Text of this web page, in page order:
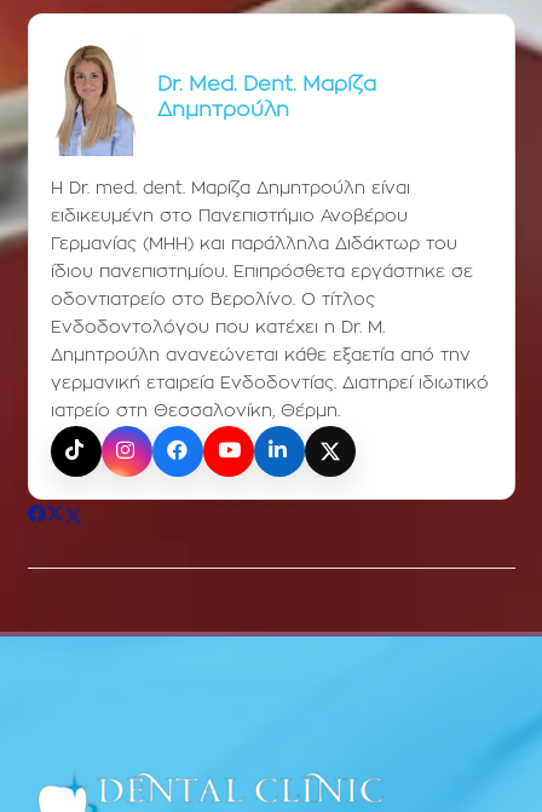
Dr. Med. Dent. Μαρίζα
Δημητρούλη
Η Dr. med. dent. Μαρίζα Δημητρούλη είναι
ειδικευμένη στο Πανεπιστήμιο Ανοβέρου
Γερμανίας (ΜΗΗ) και παράλληλα Διδάκτωρ του
ίδιου πανεπιστημίου. Επιπρόσθετα εργάστηκε σε
οδοντιατρείο στο Βερολίνο. Ο τίτλος
Ενδοδοντολόγου που κατέχει η Dr. Μ.
Δημητρούλη ανανεώνεται κάθε εξαετία από την
γερμανική εταιρεία Ενδοδοντίας. Διατηρεί ιδιωτικό
ιατρείο στη Θεσσαλονίκη, Θέρμη.
TikTokInstagramFacebookYouTubeLinkedInX (Twitter)